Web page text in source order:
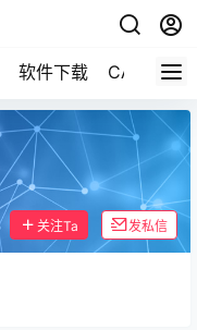
软件下载 CAD资料
关注Ta 发私信